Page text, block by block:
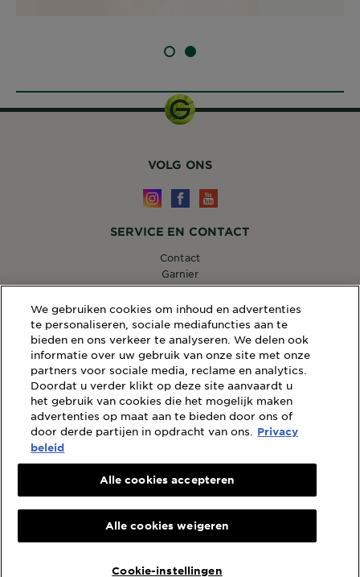
SLIDE 1SLIDE 2
WEBSITE LINKS
Sitemap
Wettelijke Bepalingen
Privacybeleid
Algemene Voorwaarden Reviews en Recensies
VOLG ONS
SERVICE EN CONTACT
Contact
Garnier
14, RUE ROYALE 75008 PARIS
consumercareNL@loreal.com
We gebruiken cookies om inhoud en advertenties
te personaliseren, sociale mediafuncties aan te
bieden en ons verkeer te analyseren. We delen ook
informatie over uw gebruik van onze site met onze
partners voor sociale media, reclame en analytics.
Doordat u verder klikt op deze site aanvaardt u
het gebruik van cookies die het mogelijk maken
advertenties op maat aan te bieden door ons of
door derde partijen in opdracht van ons.
Privacy
beleid
Cookie-instellingen
Alle cookies weigeren
Alle cookies accepteren